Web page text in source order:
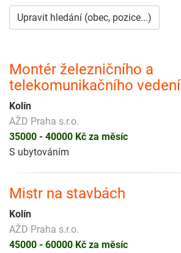
Upravit hledání (obec, pozice...)
Montér železničního a
telekomunikačního vedení
Kolín
AŽD Praha s.r.o.
35000 - 40000 Kč za měsíc
S ubytováním
Mistr na stavbách
Kolín
AŽD Praha s.r.o.
45000 - 60000 Kč za měsíc